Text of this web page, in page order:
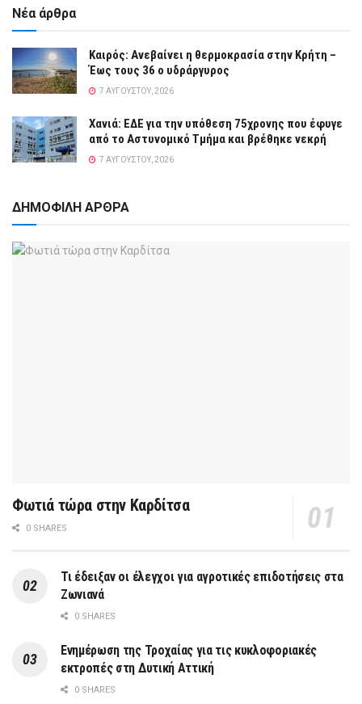
Νέα άρθρα
Καιρός: Ανεβαίνει η θερμοκρασία στην Κρήτη –
Έως τους 36 ο υδράργυρος
7 ΑΥΓΟΎΣΤΟΥ, 2026
Χανιά: ΕΔΕ για την υπόθεση 75χρονης που έφυγε
από το Αστυνομικό Τμήμα και βρέθηκε νεκρή
7 ΑΥΓΟΎΣΤΟΥ, 2026
ΔΗΜΟΦΙΛΗ ΑΡΘΡΑ
Φωτιά τώρα στην Καρδίτσα
0 SHARES
Τι έδειξαν οι έλεγχοι για αγροτικές επιδοτήσεις στα
Ζωνιανά
0 SHARES
Ενημέρωση της Τροχαίας για τις κυκλοφοριακές
εκτροπές στη Δυτική Αττική
0 SHARES